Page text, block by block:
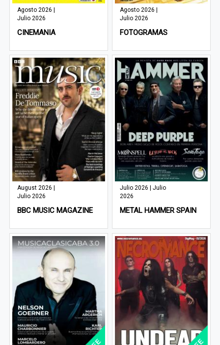
Agosto 2026 |
Julio 2026
CINEMANIA
Agosto 2026 |
Julio 2026
FOTOGRAMAS
August 2026 |
Julio 2026
BBC MUSIC MAGAZINE
Julio 2026 | Julio
2026
METAL HAMMER SPAIN